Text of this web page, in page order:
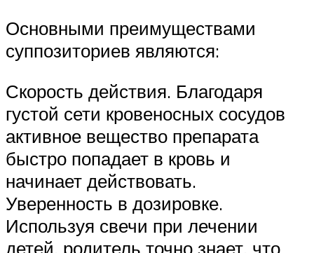
Основными преимуществами
суппозиториев являются:
Скорость действия. Благодаря
густой сети кровеносных сосудов
активное вещество препарата
быстро попадает в кровь и
начинает действовать.
Уверенность в дозировке.
Используя свечи при лечении
детей, родитель точно знает, что